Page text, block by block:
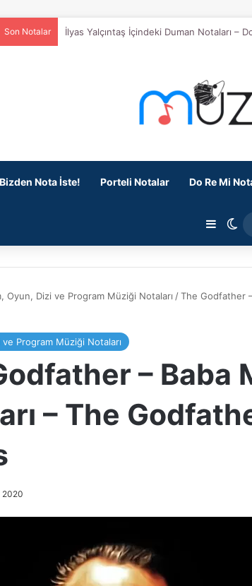
Son Notalar
Bizden Nota İste! Porteli Notalar Do Re Mi
Kenar
Oyun, Dizi ve Program Müziği Notaları /The Godfather
Program Müziği Notaları
– Baba
– The
2020